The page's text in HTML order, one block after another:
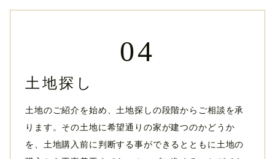
04
土地探し
土地のご紹介を始め、土地探しの段階からご相談を承
ります。その土地に希望通りの家が建つのかどうか
を、土地購入前に判断する事ができるとともに土地の